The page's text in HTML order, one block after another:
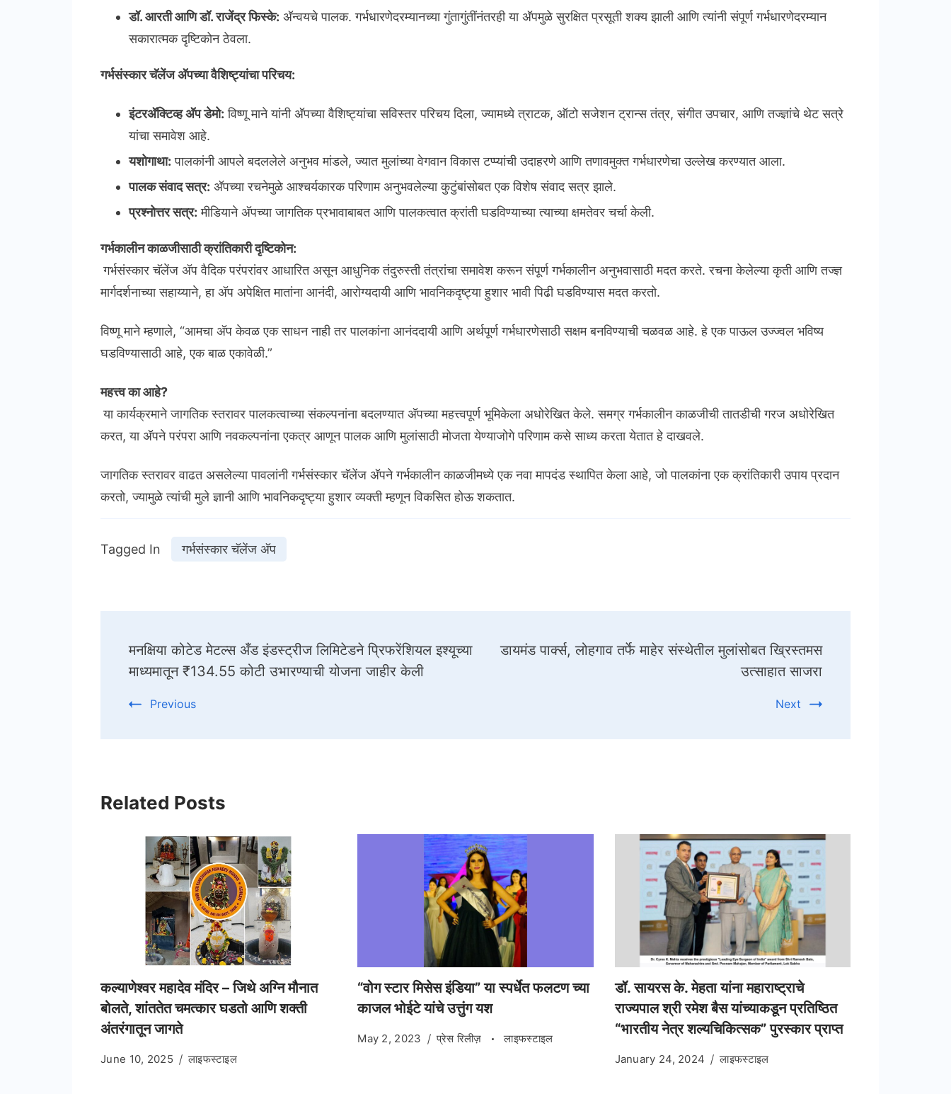
डॉ. आरती आणि डॉ. राजेंद्र फिस्के: अ‍ॅन्वयचे पालक. गर्भधारणेदरम्यानच्या गुंतागुंतींनंतरही या अ‍ॅपमुळे सुरक्षित प्रसूती शक्य झाली आणि त्यांनी संपूर्ण गर्भधारणेदरम्यान
सकारात्मक दृष्टिकोन ठेवला.
गर्भसंस्कार चॅलेंज अ‍ॅपच्या वैशिष्ट्यांचा परिचय:
इंटरअ‍ॅक्टिव्ह अ‍ॅप डेमो: विष्णू माने यांनी अ‍ॅपच्या वैशिष्ट्यांचा सविस्तर परिचय दिला, ज्यामध्ये त्राटक, ऑटो सजेशन ट्रान्स तंत्र, संगीत उपचार, आणि तज्ज्ञांचे थेट सत्रे
यांचा समावेश आहे.
यशोगाथा: पालकांनी आपले बदललेले अनुभव मांडले, ज्यात मुलांच्या वेगवान विकास टप्प्यांची उदाहरणे आणि तणावमुक्त गर्भधारणेचा उल्लेख करण्यात आला.
पालक संवाद सत्र: अ‍ॅपच्या रचनेमुळे आश्चर्यकारक परिणाम अनुभवलेल्या कुटुंबांसोबत एक विशेष संवाद सत्र झाले.
प्रश्नोत्तर सत्र: मीडियाने अ‍ॅपच्या जागतिक प्रभावाबाबत आणि पालकत्वात क्रांती घडविण्याच्या त्याच्या क्षमतेवर चर्चा केली.
गर्भकालीन काळजीसाठी क्रांतिकारी दृष्टिकोन:
गर्भसंस्कार चॅलेंज अ‍ॅप वैदिक परंपरांवर आधारित असून आधुनिक तंदुरुस्ती तंत्रांचा समावेश करून संपूर्ण गर्भकालीन अनुभवासाठी मदत करते. रचना केलेल्या कृती आणि तज्ज्ञ
मार्गदर्शनाच्या सहाय्याने, हा अ‍ॅप अपेक्षित मातांना आनंदी, आरोग्यदायी आणि भावनिकदृष्ट्या हुशार भावी पिढी घडविण्यास मदत करतो.
विष्णू माने म्हणाले, “आमचा अ‍ॅप केवळ एक साधन नाही तर पालकांना आनंददायी आणि अर्थपूर्ण गर्भधारणेसाठी सक्षम बनविण्याची चळवळ आहे. हे एक पाऊल उज्ज्वल भविष्य
घडविण्यासाठी आहे, एक बाळ एकावेळी.”
महत्त्व का आहे?
या कार्यक्रमाने जागतिक स्तरावर पालकत्वाच्या संकल्पनांना बदलण्यात अ‍ॅपच्या महत्त्वपूर्ण भूमिकेला अधोरेखित केले. समग्र गर्भकालीन काळजीची तातडीची गरज अधोरेखित
करत, या अ‍ॅपने परंपरा आणि नवकल्पनांना एकत्र आणून पालक आणि मुलांसाठी मोजता येण्याजोगे परिणाम कसे साध्य करता येतात हे दाखवले.
जागतिक स्तरावर वाढत असलेल्या पावलांनी गर्भसंस्कार चॅलेंज अ‍ॅपने गर्भकालीन काळजीमध्ये एक नवा मापदंड स्थापित केला आहे, जो पालकांना एक क्रांतिकारी उपाय प्रदान
करतो, ज्यामुळे त्यांची मुले ज्ञानी आणि भावनिकदृष्ट्या हुशार व्यक्ती म्हणून विकसित होऊ शकतात.
Tagged In गर्भसंस्कार चॅलेंज अ‍ॅप
Navigation
मनक्षिया कोटेड मेटल्स अँड इंडस्ट्रीज लिमिटेडने प्रिफरेंशियल इश्यूच्या
माध्यमातून ₹134.55 कोटी उभारण्याची योजना जाहीर केली
Previous
डायमंड पार्क्स, लोहगाव तर्फे माहेर संस्थेतील मुलांसोबत ख्रिस्तमस
उत्साहात साजरा
Next
Related Posts
कल्याणेश्वर महादेव मंदिर – जिथे अग्नि मौनात
बोलते, शांततेत चमत्कार घडतो आणि शक्ती
अंतरंगातून जागते
June 10, 2025 लाइफस्टाइल
“वोग स्टार मिसेस इंडिया” या स्पर्धेत फलटण च्या
काजल भोईटे यांचे उत्तुंग यश
May 2, 2023 प्रेस रिलीज़ लाइफस्टाइल
डॉ. सायरस के. मेहता यांना महाराष्ट्राचे
राज्यपाल श्री रमेश बैस यांच्याकडून प्रतिष्ठित
“भारतीय नेत्र शल्यचिकित्सक” पुरस्कार प्राप्त
January 24, 2024 लाइफस्टाइल